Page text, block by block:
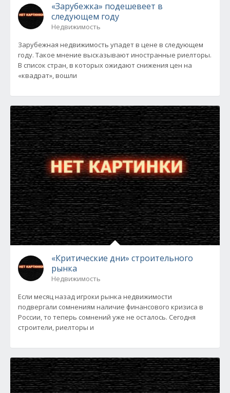
«Зарубежка» подешевеет в
следующем году
Недвижимость
Зарубежная недвижимость упадет в цене в следующем
году. Такое мнение высказывают иностранные риелторы.
В список стран, в которых ожидают снижения цен на
«квадрат», вошли
«Критические дни» строительного
рынка
Недвижимость
Если месяц назад игроки рынка недвижимости
подвергали сомнениям наличие финансового кризиса в
России, то теперь сомнений уже не осталось. Сегодня
строители, риелторы и